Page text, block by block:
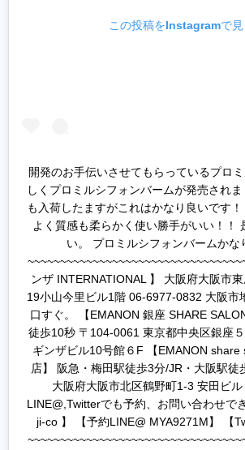
この投稿をInstagramで見
開発のお手伝いさせてもらっているプロ
しくプロミルシフォンバームが発売され
も入荷したますがこれはかなり良いです
よく質感も柔らかく使い勝手がいい！！
い。 プロミルシフォンバームかな
ンザ INTERNATIONAL 】 大阪府大阪市
19小山今里ビル1階 06-6977-0832 大阪市
口すぐ。 【EMANON 銀座 SHARE
徒歩10秒 〒104-0061 東京都中央区銀座
ギンザビル10号館６F 【EMANON share
店】 阪急・梅田駅徒歩3分/JR・大阪駅徒
大阪府大阪市北区鶴野町1-3 安田ビル
LINE@,Twitterでも予約、お問い合わせで
ji-co 】 【予約LINE@ MYA9271M】 【